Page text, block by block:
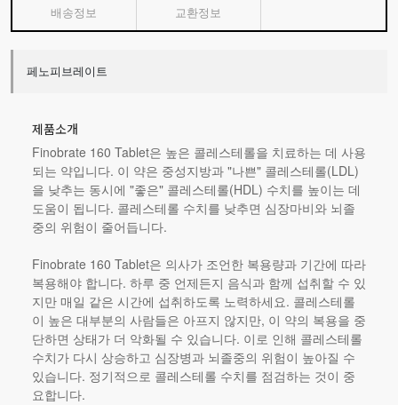
배송정보 교환정보
페노피브레이트
제품소개
Finobrate 160 Tablet은 높은 콜레스테롤을 치료하는 데 사용
되는 약입니다. 이 약은 중성지방과 "나쁜" 콜레스테롤(LDL)
을 낮추는 동시에 "좋은" 콜레스테롤(HDL) 수치를 높이는 데
도움이 됩니다. 콜레스테롤 수치를 낮추면 심장마비와 뇌졸
중의 위험이 줄어듭니다.
Finobrate 160 Tablet은 의사가 조언한 복용량과 기간에 따라
복용해야 합니다. 하루 중 언제든지 음식과 함께 섭취할 수 있
지만 매일 같은 시간에 섭취하도록 노력하세요. 콜레스테롤
이 높은 대부분의 사람들은 아프지 않지만, 이 약의 복용을 중
단하면 상태가 더 악화될 수 있습니다. 이로 인해 콜레스테롤
수치가 다시 상승하고 심장병과 뇌졸중의 위험이 높아질 수
있습니다. 정기적으로 콜레스테롤 수치를 점검하는 것이 중
요합니다.